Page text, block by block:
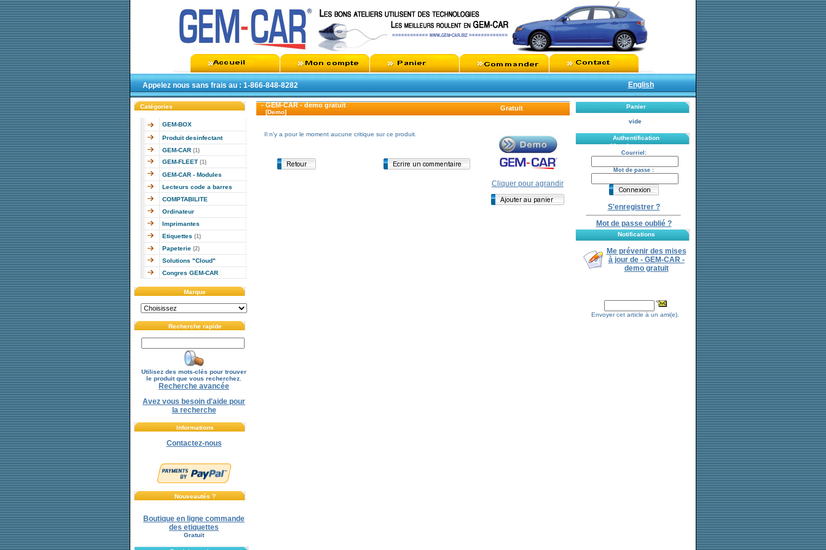
Appelez nous sans frais au : 1-866-848-8282 English
Catégories
GEM-BOX
Produit desinfectant
GEM-CAR (1)
GEM-FLEET (1)
GEM-CAR - Modules
Lecteurs code a barres
COMPTABILITE
Ordinateur
Imprimantes
Etiquettes (1)
Papeterie (2)
Solutions "Cloud"
Congres GEM-CAR
Marque
Recherche rapide
Utilisez des mots-clés pour trouver
le produit que vous recherchez.
Recherche avancée
Avez vous besoin d'aide pour
la recherche
Informations
Contactez-nous
Nouveautés ?
Boutique en ligne commande
des etiquettes
Gratuit
- GEM-CAR - demo gratuit
[Demo]
Gratuit
Il n'y a pour le moment aucune critique sur ce produit.
Cliquer pour agrandir
Panier
vide
Authentification
Mot de passe :
Courriel:
Mot de passe :
S'enregistrer ?
Mot de passe oublié ?
Notifications
Me prévenir des mises
à jour de - GEM-CAR -
demo gratuit
Envoyer cet article à un ami(e).